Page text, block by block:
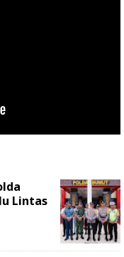
Lintas